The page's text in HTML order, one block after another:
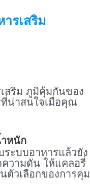
รเสริม
สริม ภูมิคุ้มกันของ
ที่น่าสนใจเมื่อคุณ
หนัก
ะบบอาหารแล้วยัง
ความดัน ให้แคลอรี่
ตัวเลือกของการคุม